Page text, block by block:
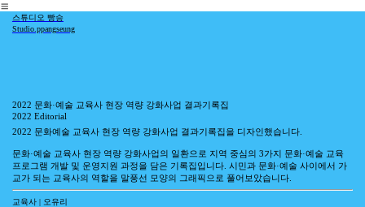
︎
스튜디오 빵승
Studio.ppangseung
2022 문화·예술 교육사 현장 역량 강화사업 결과기록집
2022 Editorial
2022 문화예술 교육사 현장 역량 강화사업 결과기록집을 디자인했습니다.
문화·예술 교육사 현장 역량 강화사업의 일환으로 지역 중심의 3가지 문화·예술 교육
프로그램 개발 및 운영지원 과정을 담은 기록집입니다. 시민과 문화·예술 사이에서 가
교가 되는 교육사의 역할을 말풍선 모양의 그래픽으로 풀어보았습니다.
교육사 | 오유리